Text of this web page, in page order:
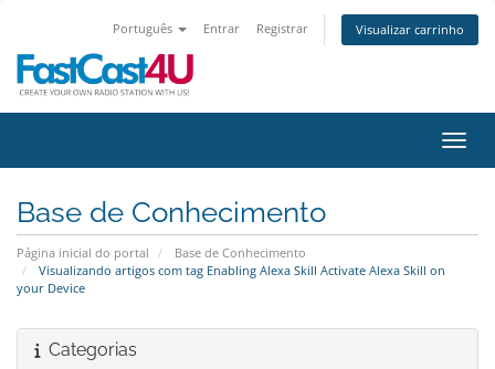
Português Entrar Registrar Visualizar carrinho
Base de Conhecimento
Página inicial do portal
Base de Conhecimento
Visualizando artigos com tag Enabling Alexa Skill Activate Alexa Skill on
your Device
Categorias